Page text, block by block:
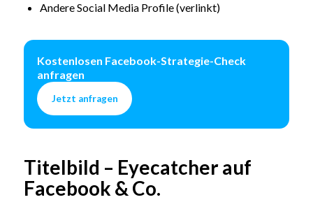
Andere Social Media Profile (verlinkt)
Kostenlosen Facebook-Strategie-Check
anfragen
Jetzt anfragen
Titelbild – Eyecatcher auf
Facebook & Co.